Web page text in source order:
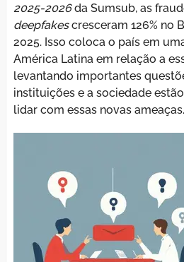
2025-2026da Sumsub, as
deepfakescresceram 126% no
2025. Isso coloca o país em
América Latina em relação a
levantando importantes
instituições e a sociedade
lidar com essas novas ameaças.